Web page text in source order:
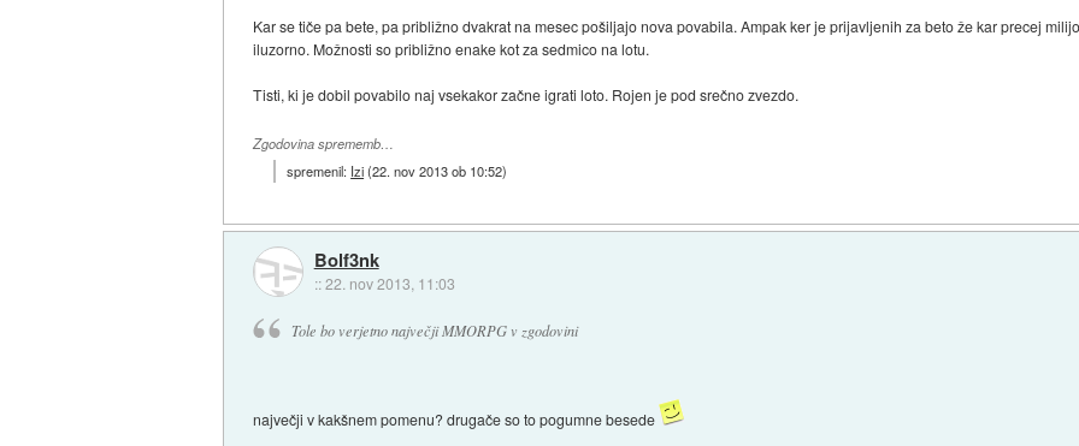
Kar se tiče pa bete, pa približno dvakrat na mesec pošiljajo nova povabila. Ampak ker je prijavljenih za beto že kar precej
iluzorno. Možnosti so približno enake kot za sedmico na lotu.
Tisti, ki je dobil povabilo naj vsekakor začne igrati loto. Rojen je pod srečno zvezdo.
Zgodovina sprememb…
spremenil: Izi(22. nov 2013 ob 10:52)
Bolf3nk
::22. nov 2013, 11:03
Tole bo verjetno največji MMORPG v zgodovini
največji v kakšnem pomenu? drugače so to pogumne besede